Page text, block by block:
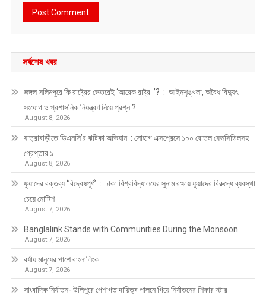
সর্বশেষ খবর
জঙ্গল সলিমপুরে কি রাষ্ট্রের ভেতরেই ‘আরেক রাষ্ট্র ’? : আইনশৃঙ্খলা, অবৈধ বিদ্যুৎ
সংযোগ ও প্রশাসনিক নিয়ন্ত্রণ নিয়ে প্রশ্ন ?
August 8, 2026
যাত্রাবাড়ীতে ডিএনসি’র ঝটিকা অভিযান : সোহাগ এক্সপ্রেসে ১০০ বোতল ফেনসিডিলসহ
গ্রেপ্তার ১
August 8, 2026
ফুয়াদের বক্তব্য ‘বিদ্বেষপূর্ণ’ : ঢাকা বিশ্ববিদ্যালয়ের সুনাম রক্ষায় ফুয়াদের বিরুদ্ধে ব্যবস্থা
চেয়ে নোটিশ
August 7, 2026
Banglalink Stands with Communities During the Monsoon
August 7, 2026
বর্ষায় মানুষের পাশে বাংলালিংক
August 7, 2026
সাংবাদিক নির্যাতন- উলিপুরে পেশাগত দায়িত্ব পালনে গিয়ে নির্যাতনের শিকার স্টার